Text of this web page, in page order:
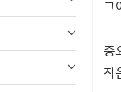
그
중
작